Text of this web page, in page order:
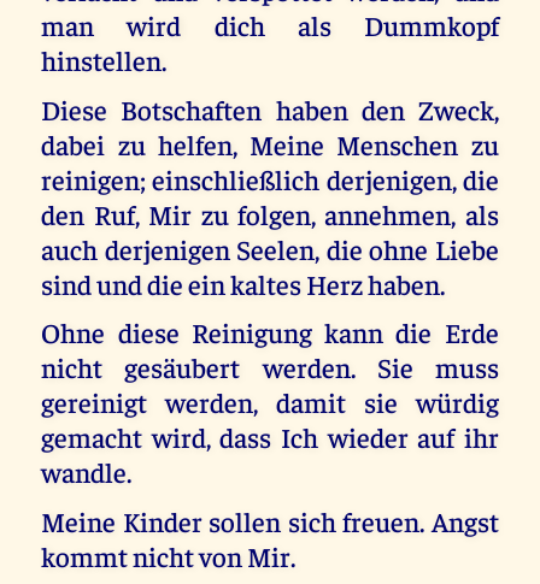
man wird dich als Dummkopf
hinstellen.
Diese Botschaften haben den Zweck,
dabei zu helfen, Meine Menschen zu
reinigen; einschließlich derjenigen, die
den Ruf, Mir zu folgen, annehmen, als
auch derjenigen Seelen, die ohne Liebe
sind und die ein kaltes Herz haben.
Ohne diese Reinigung kann die Erde
nicht gesäubert werden. Sie muss
gereinigt werden, damit sie würdig
gemacht wird, dass Ich wieder auf ihr
wandle.
Meine Kinder sollen sich freuen. Angst
kommt nicht von Mir.